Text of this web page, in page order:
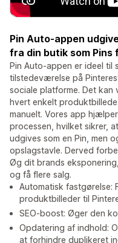
Pin Auto-appen
fra din butik som
Pin Auto-appen er ideel til
tilstedeværelse på
sociale platforme. Det
hvert enkelt
manuelt. Vores app
processen, hvilket sikrer,
udgives som en Pin, men
opslagstavle. Derved
Øg dit brands
og få flere salg.
Automatisk fastgørelse:
produktbilleder til
SEO-boost: Øger den
Opdatering af indhold:
at forhindre duplikeret